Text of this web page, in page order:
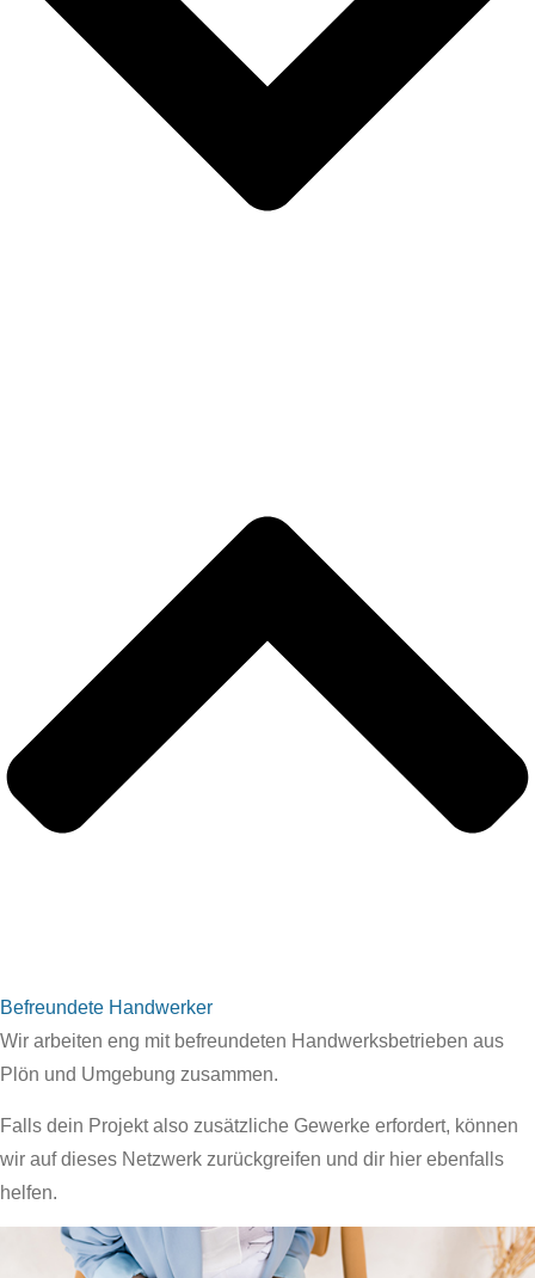
Befreundete Handwerker
Wir arbeiten eng mit befreundeten Handwerksbetrieben aus
Plön und Umgebung zusammen.
Falls dein Projekt also zusätzliche Gewerke erfordert, können
wir auf dieses Netzwerk zurückgreifen und dir hier ebenfalls
helfen.